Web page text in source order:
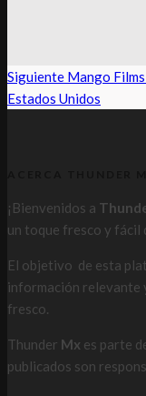
Siguiente Mango
Estados Unidos
¡Bienvenidos a
un toque fresco y fácil
El objetivo de esta
información relevante
fresco.
Thunder Mx es parte
publicados son